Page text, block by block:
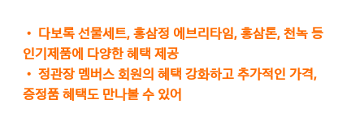
•
다보록 선물세트, 홍삼정 에브리타임, 홍삼톤, 천녹 등
인기제품에 다양한 혜택 제공
• 정관장 멤버스 회원의 혜택 강화하고 추가적인 가격,
증정품 혜택도 만나볼 수 있어